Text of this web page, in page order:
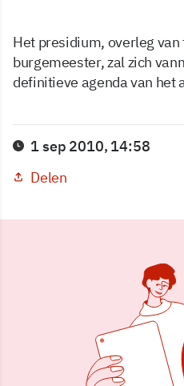
Het presidium, overleg
burgemeester, zal zich
definitieve agenda van het
1 sep 2010, 14:58
Delen